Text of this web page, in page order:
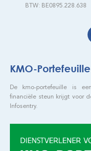
BTW: BE0895.228.638
KMO-Portefeuille
De kmo-portefeuille is
financiële steun krijgt voor
Infosentry.